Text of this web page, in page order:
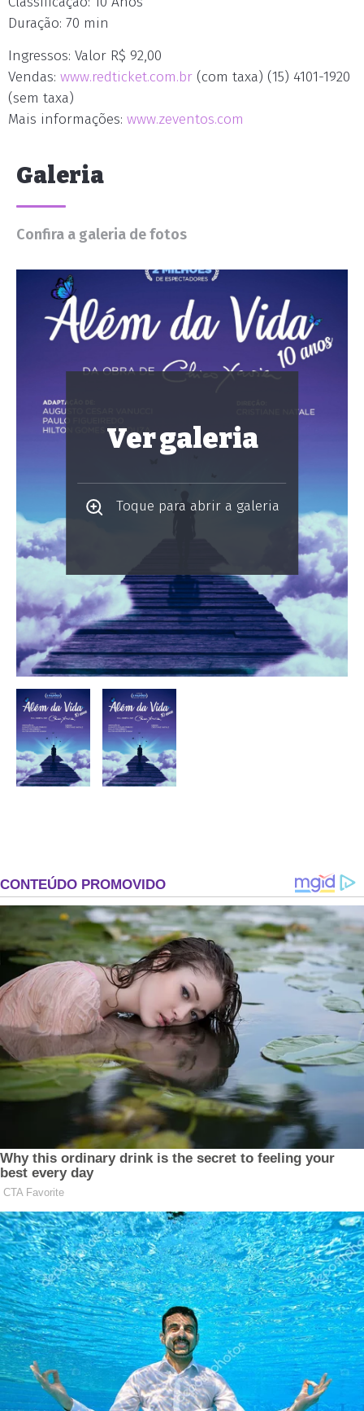
Duração: 70 min
Ingressos: Valor R$ 92,00
Vendas: www.redticket.com.br (com taxa) (15) 4101-1920
(sem taxa)
Mais informações: www.zeventos.com
Galeria
Confira a galeria de fotos
Ver galeria
Toque para abrir a galeria